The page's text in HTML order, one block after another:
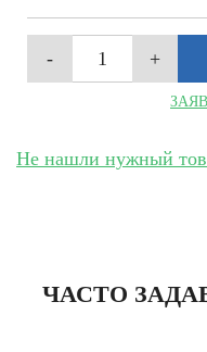
Не нашли нужный
ЧАСТО